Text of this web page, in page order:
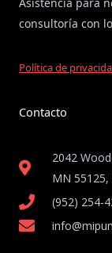
consultoría con
Política de
Contacto
2042
MN 55125,
(952) 254-